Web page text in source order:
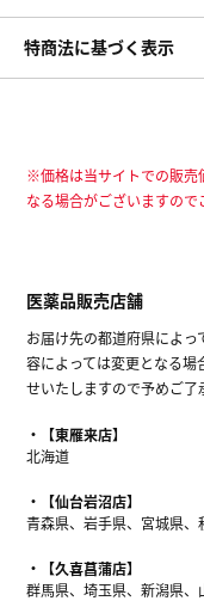
特商法に基づく表示
※価格は当サイトでの販売
なる場合がございますので
医薬品販売店舗
お届け先の都道府県によ
容によっては変更となる
せいたしますので予めご了
【東雁来店】
北海道
【仙台岩沼店】
青森県、岩手県、宮城県
【久喜菖蒲店】
群馬県、埼玉県、新潟県、